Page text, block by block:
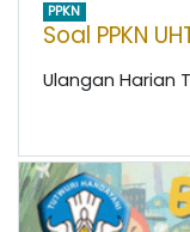
PPKN
Soal PPKN
Ulangan Harian